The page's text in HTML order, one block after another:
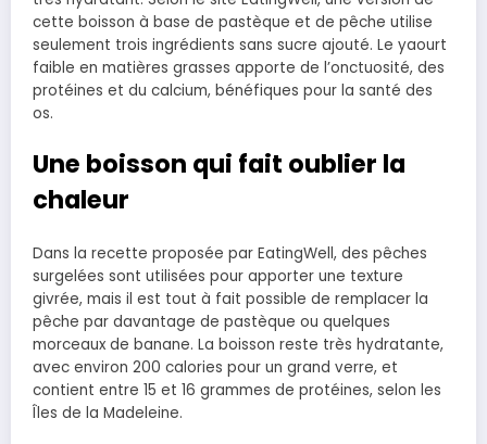
cette boisson à base de pastèque et de pêche utilise
seulement trois ingrédients sans sucre ajouté. Le yaourt
faible en matières grasses apporte de l’onctuosité, des
protéines et du calcium, bénéfiques pour la santé des
os.
Une boisson qui fait oublier la
chaleur
Dans la recette proposée par EatingWell, des pêches
surgelées sont utilisées pour apporter une texture
givrée, mais il est tout à fait possible de remplacer la
pêche par davantage de pastèque ou quelques
morceaux de banane. La boisson reste très hydratante,
avec environ 200 calories pour un grand verre, et
contient entre 15 et 16 grammes de protéines, selon les
Îles de la Madeleine.